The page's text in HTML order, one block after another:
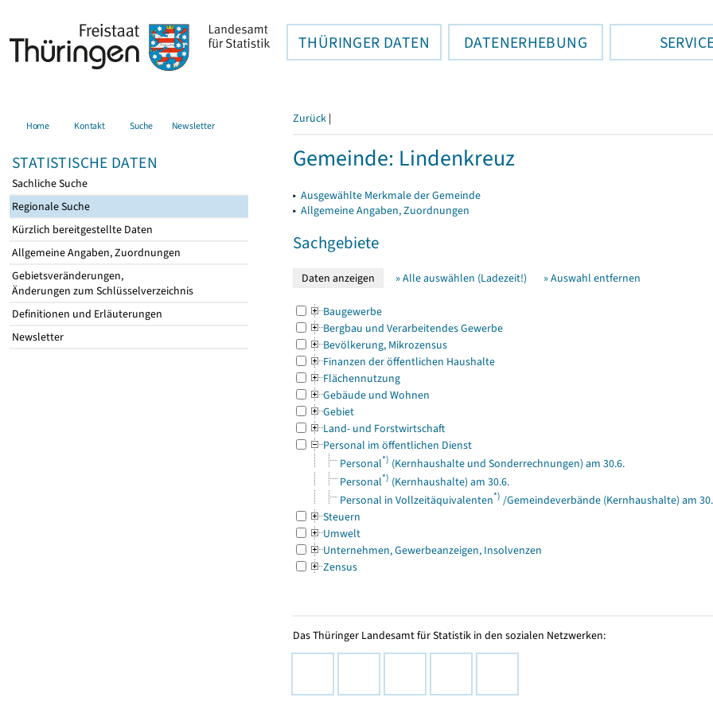
THÜRINGER DATEN DATENERHEBUNG
Home Kontakt Suche Newsletter
STATISTISCHE DATEN
Sachliche Suche
Regionale Suche
Kürzlich bereitgestellte Daten
Allgemeine Angaben, Zuordnungen
Gebietsveränderungen,
Änderungen zum Schlüsselverzeichnis
Definitionen und Erläuterungen
Newsletter
Zurück |
Gemeinde: Lindenkreuz
▸ Ausgewählte Merkmale der Gemeinde
▸ Allgemeine Angaben, Zuordnungen
Sachgebiete
» Alle auswählen (Ladezeit!) » Auswahl entfernen
Baugewerbe
Bergbau und Verarbeitendes Gewerbe
Bevölkerung, Mikrozensus
Finanzen der öffentlichen Haushalte
Flächennutzung
Gebäude und Wohnen
Gebiet
Land- und Forstwirtschaft
Personal im öffentlichen Dienst
Personal*) (Kernhaushalte und Sonderrechnungen) am 30.6.
Personal*) (Kernhaushalte) am 30.6.
Personal in Vollzeitäquivalenten*) /Gemeindeverbände (Kernhaushalte) am
Steuern
Umwelt
Unternehmen, Gewerbeanzeigen, Insolvenzen
Zensus
Das Thüringer Landesamt für Statistik in den sozialen Netzwerken: